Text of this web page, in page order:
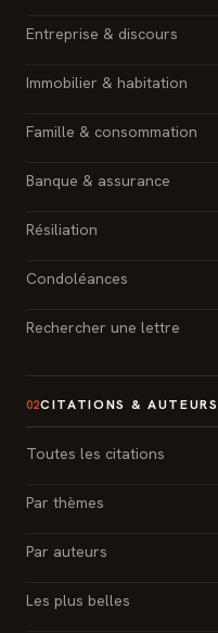
Entreprise & discours
Immobilier & habitation
Famille & consommation
Banque & assurance
Résiliation
Condoléances
Rechercher une lettre
02CITATIONS & AUTEURS
Toutes les citations
Par thèmes
Par auteurs
Les plus belles